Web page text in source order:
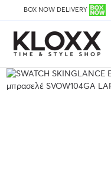
BOX NOW DELIVERY